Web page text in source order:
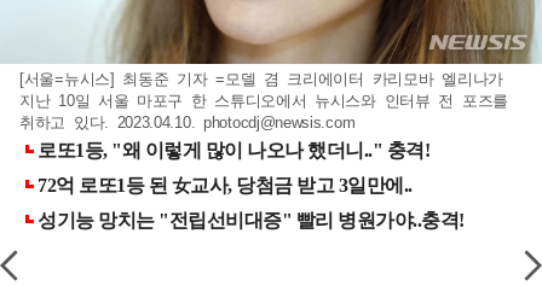
[서울=뉴시스] 최동준 기자 =모델 겸 크리에이터 카리모바 엘리나가
지난 10일 서울 마포구 한 스튜디오에서 뉴시스와 인터뷰 전 포즈를
취하고 있다. 2023.04.10. photocdj@newsis.com